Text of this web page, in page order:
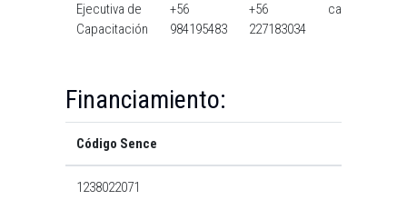
Ejecutiva de
Capacitación
+56
984195483
+56
227183034
cai@usach.cl
Financiamiento:
Código Sence
1238022071